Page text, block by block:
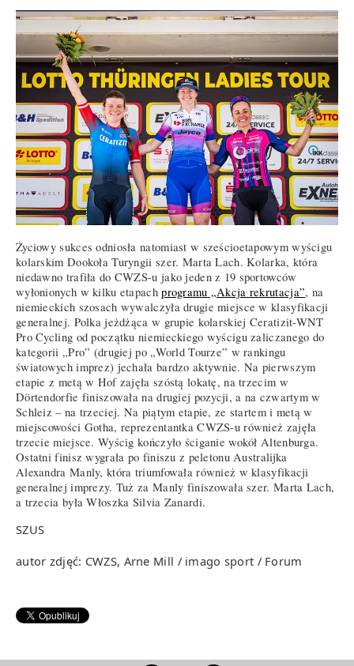
Życiowy sukces odniosła natomiast w sześcioetapowym wyścigu
kolarskim Dookoła Turyngii szer. Marta Lach. Kolarka, która
niedawno trafiła do CWZS-u jako jeden z 19 sportowców
wyłonionych w kilku etapachprogramu „Akcja rekrutacja”, na
niemieckich szosach wywalczyła drugie miejsce w klasyfikacji
generalnej. Polka jeżdżąca w grupie kolarskiej Ceratizit-WNT
Pro Cycling od początku niemieckiego wyścigu zaliczanego do
kategorii „Pro” (drugiej po „World Tourze” w rankingu
światowych imprez) jechała bardzo aktywnie. Na pierwszym
etapie z metą w Hof zajęła szóstą lokatę, na trzecim w
Dörtendorfie finiszowała na drugiej pozycji, a na czwartym w
Schleiz – na trzeciej. Na piątym etapie, ze startem i metą w
miejscowości Gotha, reprezentantka CWZS-u również zajęła
trzecie miejsce. Wyścig kończyło ściganie wokół Altenburga.
Ostatni finisz wygrała po finiszu z peletonu Australijka
Alexandra Manly, która triumfowała również w klasyfikacji
generalnej imprezy. Tuż za Manly finiszowała szer. Marta Lach,
a trzecia była Włoszka Silvia Zanardi.
SZUS
autor zdjęć: CWZS, Arne Mill / imago sport / Forum